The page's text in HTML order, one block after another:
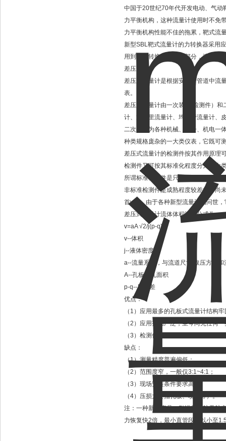
中国于20世纪70年代开发电动、气动
力平衡机构，这种流量计使用时不免
力平衡机构性能不佳的拖累，靶式流
新型SBL靶式流量计的力转换器采用
用到信号转换器和显示部分，流量计
差压式
差压式流量计是根据安装于管道中流
表。
差压式流量计由一次装置(检测件）
计、文丘里流量计、均速管流量计、
二次装置为各种机械、电子、机电一
种类规格庞杂的一大类仪表，它既可
差压式流量计的检测件按其作用原理
检测件又可按其标准化程度分为二大
所谓标准检测件是只要按照标准文件
非标准检测件是成熟程度较差的，尚
首wei 。由于各种新型流量计的问世
差压式流量计流体体积流量公式为：
v=aA √2/j(p-q)
v--体积
j--液体密度
a--流量系数，与流道尺寸 取压方式和
A--孔板开孔面积
p-q--压力差
优点：
（1）应用最多的孔板式流量计结构
（2）应用范围广泛，至今尚无任何
（3）检测件与变送器、显示仪表分
缺点：
（1）测量精度普遍偏低；
（2）范围度窄，一般仅3:1~4:1；
（3）现场安装条件要求高；
（4）压损大（指孔板、喷嘴等）。
注：一种新型产品：引进美国航天航
力恢复快2倍，最小直管段可以小至